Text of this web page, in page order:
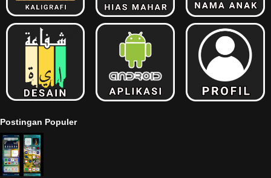
Postingan Populer